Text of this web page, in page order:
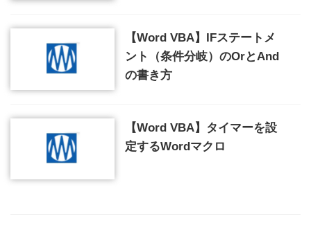
【Word VBA】IFステートメ
ント（条件分岐）のOrとAnd
の書き方
【Word VBA】タイマーを設
定するWordマクロ